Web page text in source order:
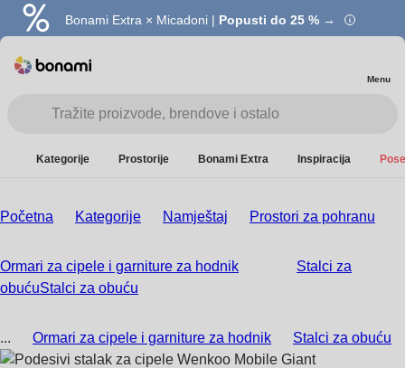
Bonami Extra × Micadoni | Popusti do 25 % →
Menu
Kategorije Prostorije Bonami Extra Inspiracija
Početna Kategorije Namještaj Prostori za pohranu
Ormari za cipele i garniture za hodnik
Stalci za
obućuStalci za obuću
... Ormari za cipele i garniture za hodnik Stalci za obuću